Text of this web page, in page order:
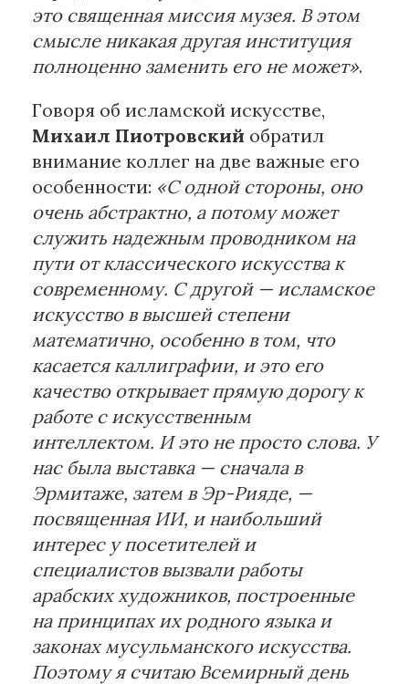
это священная миссия музея. В этом
смысле никакая другая институция
полноценно заменить его не может».
Говоря об исламской искусстве,
Михаил Пиотровский обратил
внимание коллег на две важные его
особенности: «С одной стороны, оно
очень абстрактно, а потому может
служить надежным проводником на
пути от классического искусства к
современному. С другой — исламское
искусство в высшей степени
математично, особенно в том, что
касается каллиграфии, и это его
качество открывает прямую дорогу к
работе с искусственным
интеллектом. И это не просто слова. У
нас была выставка — сначала в
Эрмитаже, затем в Эр-Рияде, —
посвященная ИИ, и наибольший
интерес у посетителей и
специалистов вызвали работы
арабских художников, построенные
на принципах их родного языка и
законах мусульманского искусства.
Поэтому я считаю Всемирный день